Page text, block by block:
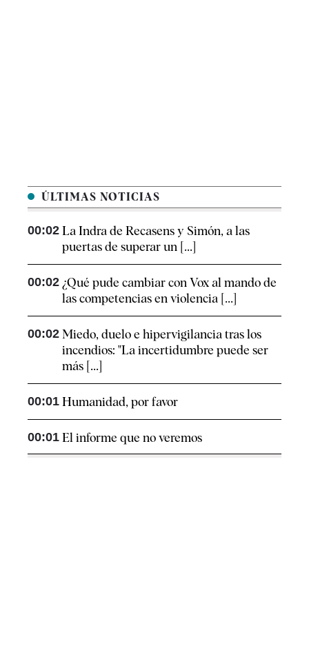
ÚLTIMAS NOTICIAS
00:02 La Indra de Recasens y Simón, a las
puertas de superar un [...]
00:02 ¿Qué pude cambiar con Vox al mando de
las competencias en violencia [...]
00:02 Miedo, duelo e hipervigilancia tras los
incendios: "La incertidumbre puede ser
más [...]
00:01 Humanidad, por favor
00:01 El informe que no veremos